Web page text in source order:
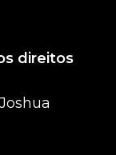
direitos